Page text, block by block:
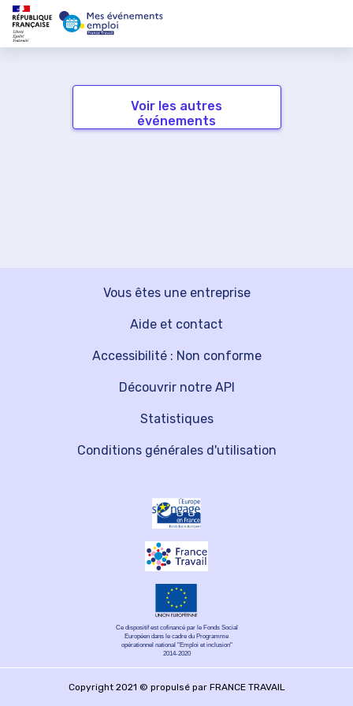
Voir les autres
événements
Vous êtes une entreprise
Découvrir notre API
Aide et contact
Statistiques
Accessibilité : Non conforme
Conditions générales d'utilisation
Ce dispositif est cofinancé par le Fonds Social
Européen dans le cadre du Programme
opérationnel national "Emploi et inclusion"
2014-2020
Copyright 2021 © propulsé par FRANCE TRAVAIL